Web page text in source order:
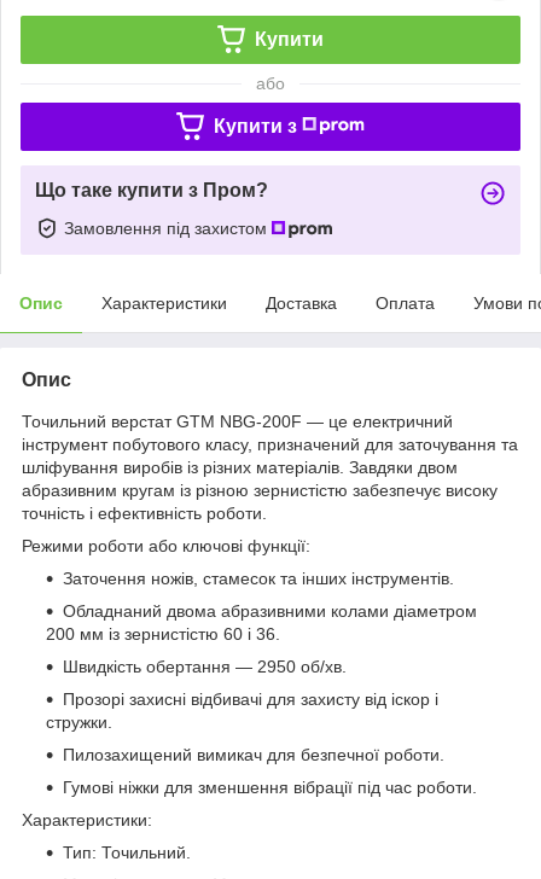
Купити
або
Купити з
Що таке купити з Пром?
Замовлення під захистом
Опис Характеристики Доставка Оплата Умови
Опис
Точильний верстат GTM NBG-200F — це електричний
інструмент побутового класу, призначений для заточування та
шліфування виробів із різних матеріалів. Завдяки двом
абразивним кругам із різною зернистістю забезпечує високу
точність і ефективність роботи.
Режими роботи або ключові функції:
Заточення ножів, стамесок та інших інструментів.
Обладнаний двома абразивними колами діаметром
200 мм із зернистістю 60 і 36.
Швидкість обертання — 2950 об/хв.
Прозорі захисні відбивачі для захисту від іскор і
стружки.
Пилозахищений вимикач для безпечної роботи.
Гумові ніжки для зменшення вібрації під час роботи.
Характеристики:
Тип: Точильний.